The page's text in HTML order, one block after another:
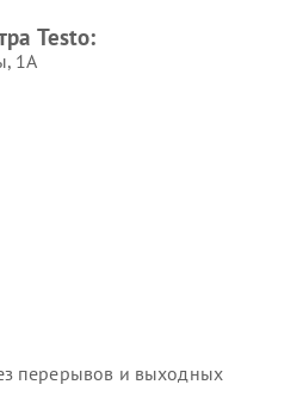
Testo:
1А
перерывов и выходных